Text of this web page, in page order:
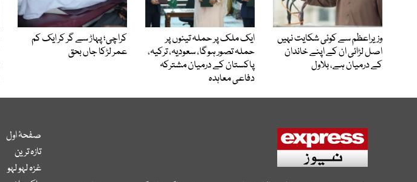
وزیراعظم سے کوئی شکایت نہیں
اصل لڑائی ان کے اپنے خاندان
کے درمیان ہے، بلاول
ایک ملک پر حملہ تینوں پر
حملہ تصور ہوگا، سعودیہ، ترکیہ،
پاکستان کے درمیان مشترکہ
دفاعی معاہدہ
کراچی؛ پہاڑ سے گر کر ایک کم
عمر لڑکا جاں بحق
صفحۂ اول
تازہ ترین
غزہ لہو لہو